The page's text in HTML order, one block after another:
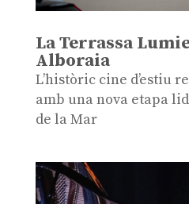
La Terrassa
Alboraia
L’històric cine d’estiu
amb una nova etapa
de la Mar